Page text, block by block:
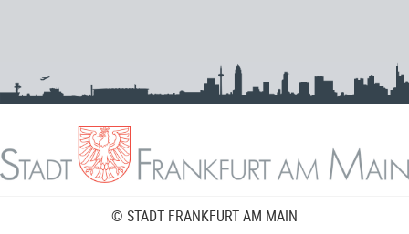
© STADT FRANKFURT AM MAIN